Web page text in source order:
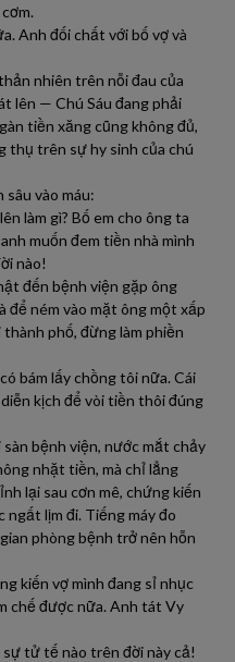
Anh đối chất với bố vợ và
nhiên trên nỗi đau của
lên — Chú Sáu đang phải
tiền xăng cũng không đủ,
thụ trên sự hy sinh của chú
vào máu:
làm gì? Bố em cho ông ta
muốn đem tiền nhà mình
nào!
đến bệnh viện gặp ông
để ném vào mặt ông một xấp
phố, đừng làm phiền
bám lấy chồng tôi nữa. Cái
kịch để vòi tiền thôi đúng
bệnh viện, nước mắt chảy
nhặt tiền, mà chỉ lẳng
lại sau cơn mê, chứng kiến
lịm đi. Tiếng máy đo
phòng bệnh trở nên hỗn
kiến vợ mình đang sỉ nhục
chế được nữa. Anh tát Vy
tử tế nào trên đời này cả!